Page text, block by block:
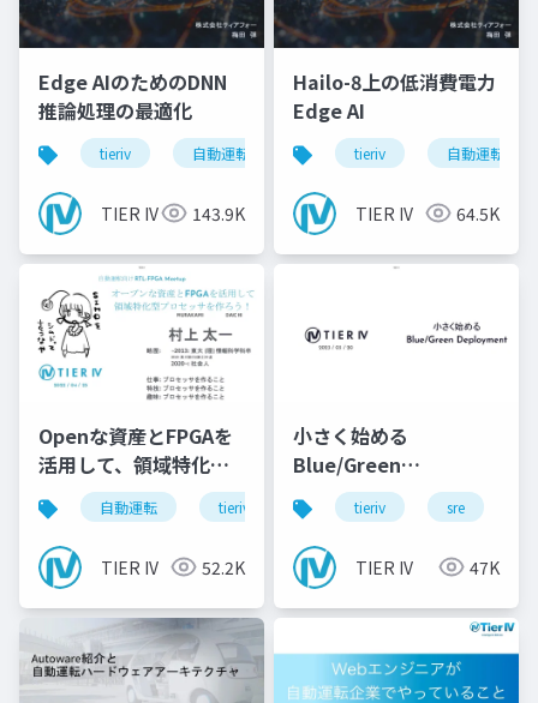
Edge AIのためのDNN
推論処理の最適化
tieriv 自動運転 computing tierivmeetup
TIER IV 143.9K
Hailo-8上の低消費電力
Edge AI
tieriv 自動運転
TIER IV 64.5K
Openな資産とFPGAを
活用して、領域特化型
のProcessorを作ろ
う！
自動運転 tieriv fpga rtl
TIER IV 52.2K
小さく始める
Blue/Green
Deployment
tieriv sre
TIER IV 47K